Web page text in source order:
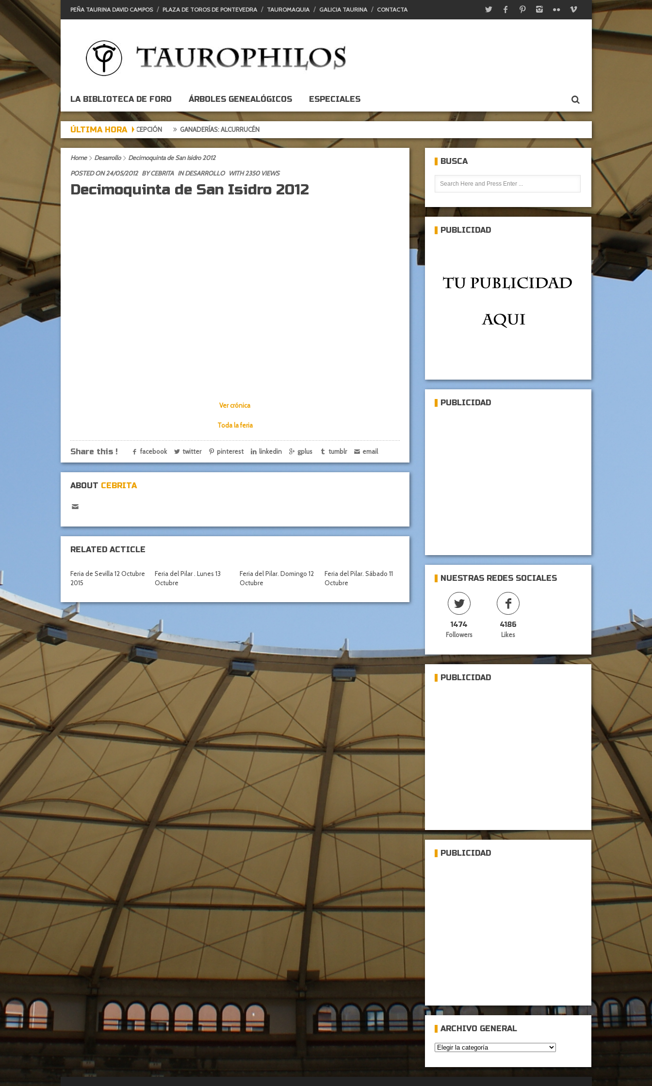
PEÑA TAURINA DAVID CAMPOS PLAZA DE TOROS DE PONTEVEDRA TAUROMAQUIA GALICIA TAURINA CONTACTA
LA BIBLIOTECA DE FORO ÁRBOLES GENEALÓGICOS ESPECIALES
ÚLTIMA HORA
DE EXPECTACIÓN, TARDE DE DECEPCIÓN GANADERÍAS: ALCURRUCÉN
Home Desarrollo
Decimoquinta de San Isidro 2012
POSTED ON 24/05/2012 BYCEBRITA INDESARROLLO WITH 2350 VIEWS
Decimoquinta de San Isidro 2012
Ver crónica
Toda la feria
Share this ! facebook twitter pinterest linkedin gplus tumblr email
ABOUT CEBRITA
RELATED ACTICLE
Feria de Sevilla 12 Octubre
2015
Feria del Pilar . Lunes 13
Octubre
Feria del Pilar. Domingo 12
Octubre
Feria del Pilar. Sábado 11
Octubre
BUSCA
PUBLICIDAD
PUBLICIDAD
NUESTRAS REDES SOCIALES
1474
Followers
4186
Likes
PUBLICIDAD
PUBLICIDAD
ARCHIVO GENERAL